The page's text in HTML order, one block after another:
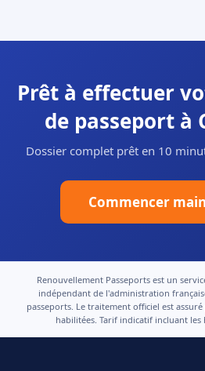
Prêt à effectuer
de passeport à
Dossier complet prêt en 10
Commencer
Renouvellement Passeports est un
indépendant de l'administration
passeports. Le traitement officiel est
habilitées. Tarif indicatif incluant les